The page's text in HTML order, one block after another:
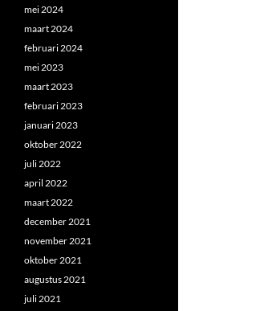
mei 2024
maart 2024
februari 2024
mei 2023
maart 2023
februari 2023
januari 2023
oktober 2022
juli 2022
april 2022
maart 2022
december 2021
november 2021
oktober 2021
augustus 2021
juli 2021